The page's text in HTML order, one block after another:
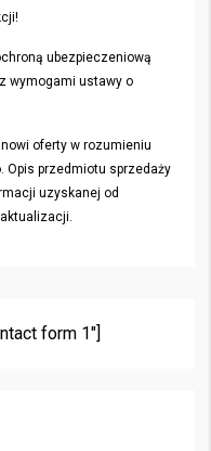
ubezpieczeniową
wymogami ustawy o
oferty w rozumieniu
Opis przedmiotu sprzedaży
uzyskanej od
form 1"]